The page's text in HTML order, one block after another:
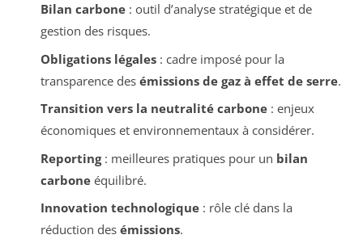
Bilan carbone: outil d’analyse stratégique et de
gestion des risques.
Obligations légales: cadre imposé pour la
transparence des émissions de gaz à effet de serre.
Transition vers la neutralité carbone: enjeux
économiques et environnementaux à considérer.
Reporting: meilleures pratiques pour un bilan
carboneéquilibré.
Innovation technologique: rôle clé dans la
réduction des émissions.